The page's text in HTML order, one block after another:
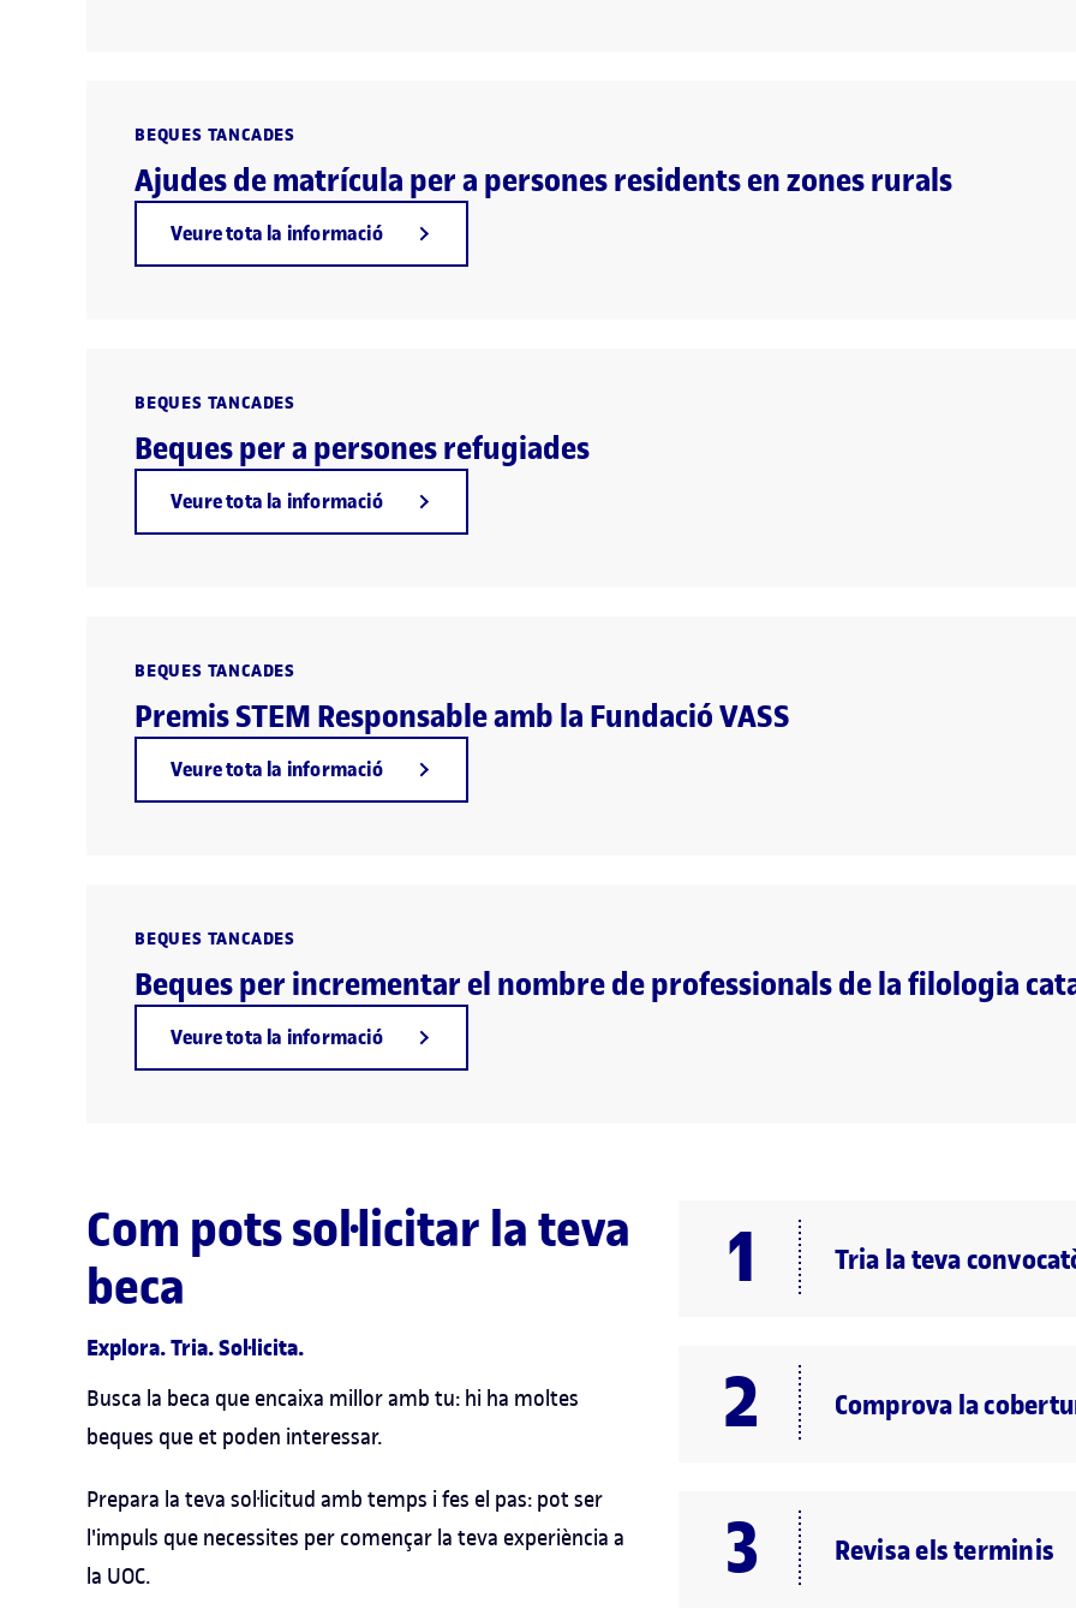
BEQUES TANCADES
Ajudes de matrícula per a persones residents en zones rurals
Veure tota la informació
BEQUES TANCADES
Beques per a persones refugiades
Veure tota la informació
BEQUES TANCADES
Premis STEM Responsable amb la Fundació VASS
Veure tota la informació
BEQUES TANCADES
Beques per incrementar el nombre de professionals de la filologia
Veure tota la informació
Com pots sol·licitar la teva
beca
Explora. Tria. Sol·licita.
Busca la beca que encaixa millor amb tu: hi ha moltes
beques que et poden interessar.
Prepara la teva sol·licitud amb temps i fes el pas: pot ser
l'impuls que necessites per començar la teva experiència a
la UOC.
Tria la teva
Comprova la
Revisa els terminis